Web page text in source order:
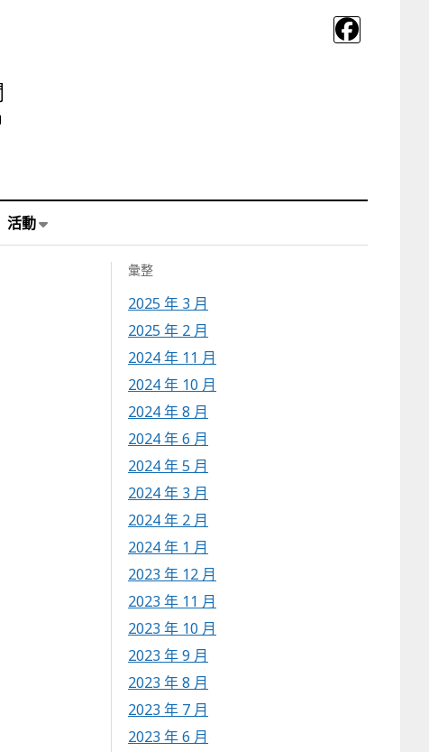
活動
彙整
2025 年 3 月
2025 年 2 月
2024 年 11 月
2024 年 10 月
2024 年 8 月
2024 年 6 月
2024 年 5 月
2024 年 3 月
2024 年 2 月
2024 年 1 月
2023 年 12 月
2023 年 11 月
2023 年 10 月
2023 年 9 月
2023 年 8 月
2023 年 7 月
2023 年 6 月